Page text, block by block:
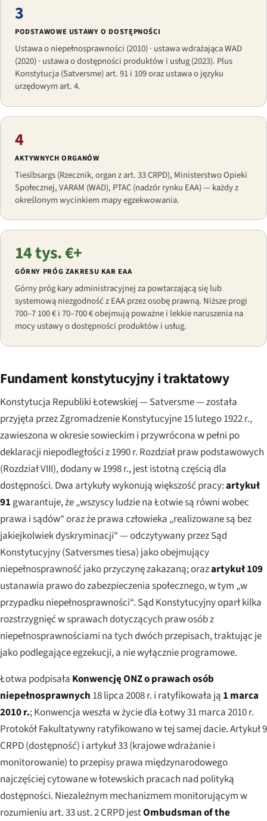
3
PODSTAWOWE USTAWY O DOSTĘPNOŚCI
Ustawa o niepełnosprawności (2010) · ustawa wdrażająca WAD
(2020) · ustawa o dostępności produktów i usług (2023). Plus
Konstytucja (Satversme) art. 91 i 109 oraz ustawa o języku
urzędowym art. 4.
4
AKTYWNYCH ORGANÓW
Tiesībsargs (Rzecznik, organ z art. 33 CRPD), Ministerstwo Opieki
Społecznej, VARAM (WAD), PTAC (nadzór rynku EAA) — każdy z
określonym wycinkiem mapy egzekwowania.
14 tys. €+
GÓRNY PRÓG ZAKRESU KAR EAA
Górny próg kary administracyjnej za powtarzającą się lub
systemową niezgodność z EAA przez osobę prawną. Niższe progi
700–7 100 € i 70–700 € obejmują poważne i lekkie naruszenia na
mocy ustawy o dostępności produktów i usług.
Fundament konstytucyjny i traktatowy
Konstytucja Republiki Łotewskiej — Satversme— została
przyjęta przez Zgromadzenie Konstytucyjne 15 lutego 1922 r.,
zawieszona w okresie sowieckim i przywrócona w pełni po
deklaracji niepodległości z 1990 r. Rozdział praw podstawowych
(Rozdział VIII), dodany w 1998 r., jest istotną częścią dla
dostępności. Dwa artykuły wykonują większość pracy:artykuł
91 gwarantuje, że „wszyscy ludzie na Łotwie są równi wobec
prawa i sądów“ oraz że prawa człowieka „realizowane są bez
jakiejkolwiek dyskryminacji“ — odczytywany przez Sąd
Konstytucyjny (Satversmes tiesa) jako obejmujący
niepełnosprawność jako przyczynę zakazaną; orazartykuł 109
ustanawia prawo do zabezpieczenia społecznego, w tym „w
przypadku niepełnosprawności“. Sąd Konstytucyjny oparł kilka
rozstrzygnięć w sprawach dotyczących praw osób z
niepełnosprawnościami na tych dwóch przepisach, traktując je
jako podlegające egzekucji, a nie wyłącznie programowe.
Łotwa podpisała Konwencję ONZ o prawach osób
niepełnosprawnych 18 lipca 2008 r. i ratyfikowała ją 1 marca
2010 r.; Konwencja weszła w życie dla Łotwy 31 marca 2010 r.
Protokół Fakultatywny ratyfikowano w tej samej dacie. Artykuł 9
CRPD (dostępność) i artykuł 33 (krajowe wdrażanie i
monitorowanie) to przepisy prawa międzynarodowego
najczęściej cytowane w łotewskich pracach nad polityką
dostępności. Niezależnym mechanizmem monitorującym w
rozumieniu art. 33 ust. 2 CRPD jestOmbudsman of the